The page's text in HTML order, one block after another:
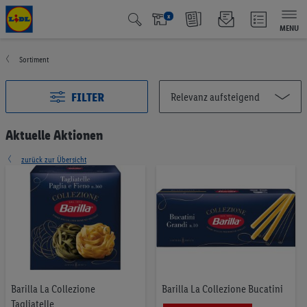
x
MENU
Sortiment
Aktuelle Aktionen
zurück zur Übersicht
Barilla La Collezione
Tagliatelle
Barilla La Collezione Bucatini
FILTER
Alle Kategorien 2993
Aktuelle Aktionen
Qualité Suisse 438
Fairtrade 40
Testsieger 65
Vegan & Vegetarisch 6
Früchte & Gemüse 196
Brot & Backwaren
Müesli & Brotaufstrich